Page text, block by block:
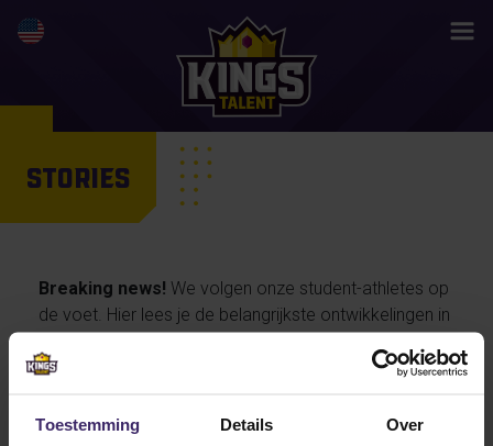
Toestemming Details Over
STORIES
Breaking news! We volgen onze student-athletes op
de voet. Hier lees je de belangrijkste ontwikkelingen in
persoonlijke verhalen van onze talenten… en straks